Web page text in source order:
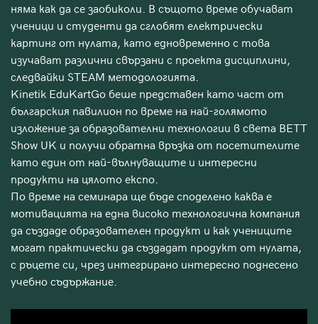
няма как да се заобиколи. В същото време обучават
ученици и студенти да сглобят електрически
картинг от нулата, като едновременно с това
изучават различни свързани с проекта дисциплини,
следвайки STEАM методологията.
Kinetik EduKartGo беше представен като част от
българския павилион по време на най-голямото
изложение за образователни технологии в света BETT
Show UK и получи обратна връзка от посетителите
като един от най-вълнуващите и интересни
продукти на цялото експо.
По време на семинара ще бъде споделено каква е
мотивацията на една високо технологична компания
да създаде образователен продукт и как учениците
могат практически да създадат продукт от нулата,
с ръцете си, чрез интегрирано интересно поднесено
учебно съдържание.